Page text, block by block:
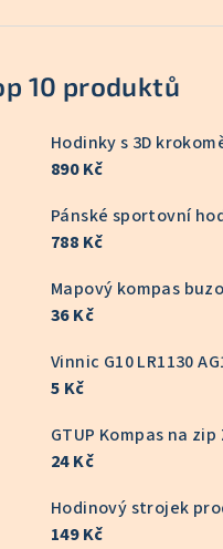
10 produktů
890 Kč
788 Kč
36 Kč
5 Kč
24 Kč
149 Kč